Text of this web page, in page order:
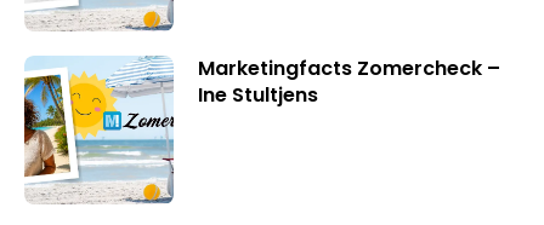
Marketingfacts Zomercheck –
Ine Stultjens